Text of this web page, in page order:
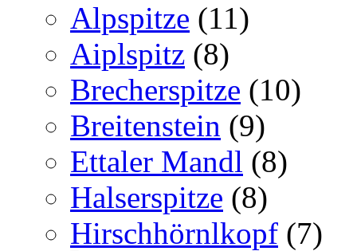
Alpspitze (11)
Aiplspitz (8)
Brecherspitze (10)
Breitenstein (9)
Ettaler Mandl (8)
Halserspitze (8)
Hirschhörnlkopf (7)